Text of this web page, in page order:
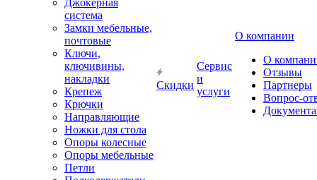
Джокерная
система
Замки мебельные,
почтовые
Ключи,
ключивины,
накладки
Крепеж
Крючки
Направляющие
Ножки для стола
Опоры колесные
Опоры мебельные
Петли
Скидки
Сервис
и
услуги
О компании
О
Отзывы
Партнеры
Вопрос-